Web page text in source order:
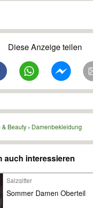
Diese Anzeige teilen
& Beauty Damenbekleidung
auch interessieren
Salzgitter
Sommer Damen Oberteil